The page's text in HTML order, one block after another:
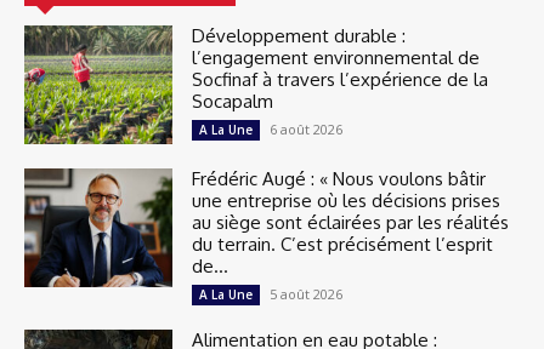
Développement durable :
l’engagement environnemental de
Socfinaf à travers l’expérience de la
Socapalm
A La Une 6 août 2026
Frédéric Augé : « Nous voulons bâtir
une entreprise où les décisions prises
au siège sont éclairées par les réalités
du terrain. C’est précisément l’esprit
de...
A La Une 5 août 2026
Alimentation en eau potable :